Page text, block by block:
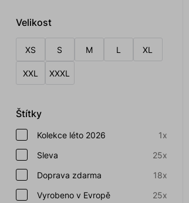
Velikost
XS S M L XL
XXL XXXL
Štítky
Kolekce léto 2026
1x
Sleva
25x
Doprava zdarma
18x
Vyrobeno v Evropě
25x